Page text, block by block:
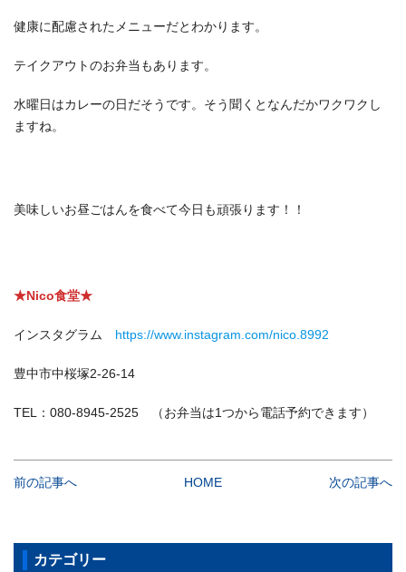
健康に配慮されたメニューだとわかります。
テイクアウトのお弁当もあります。
水曜日はカレーの日だそうです。そう聞くとなんだかワクワクし
ますね。
美味しいお昼ごはんを食べて今日も頑張ります！！
★Nico食堂★
インスタグラム https://www.instagram.com/nico.8992
豊中市中桜塚2-26-14
TEL：080-8945-2525 （お弁当は1つから電話予約できます）
前の記事へ HOME 次の記事へ
カテゴリー